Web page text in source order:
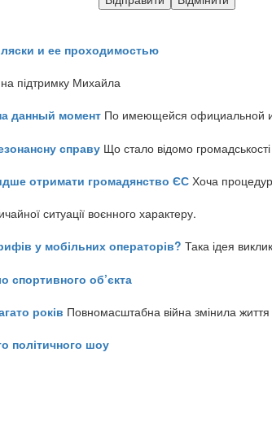
и ее проходимостью
підтримку Михайла
данный момент По имеющейся официальной
справу Що стало відомо громадськості
отримати громадянство ЄС Хоча
ситуації воєнного характеру.
у мобільних операторів? Така ідея
спортивного об’єкта
років Повномасштабна війна змінила
політичного шоу